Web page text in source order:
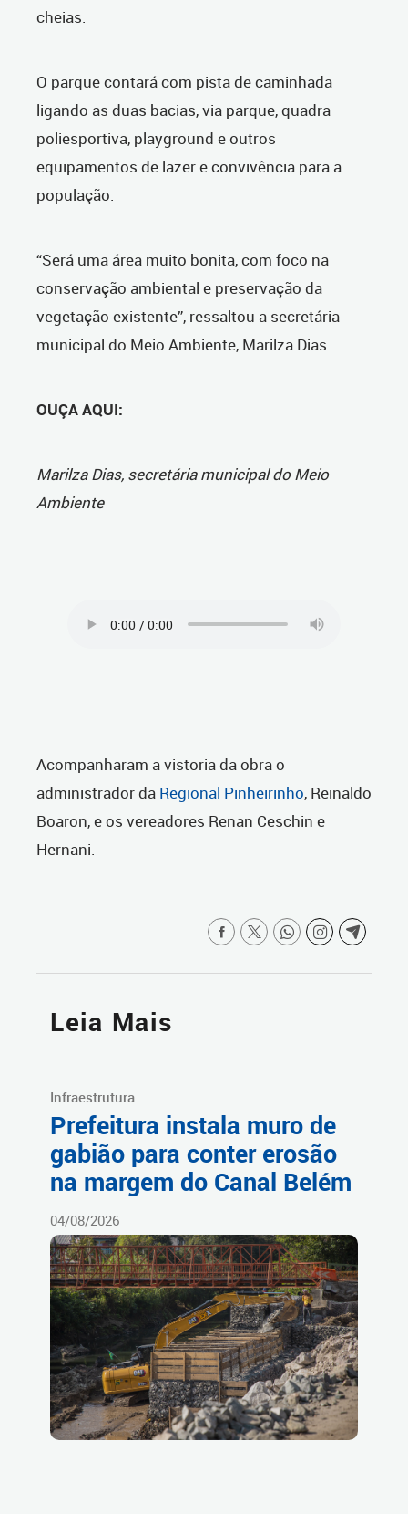
cheias.
O parque contará com pista de caminhada
ligando as duas bacias, via parque, quadra
poliesportiva, playground e outros
equipamentos de lazer e convivência para a
população.
“Será uma área muito bonita, com foco na
conservação ambiental e preservação da
vegetação existente”, ressaltou a secretária
municipal do Meio Ambiente, Marilza Dias.
OUÇA AQUI:
Marilza Dias, secretária municipal do Meio
Ambiente
Acompanharam a vistoria da obra o
administrador da Regional Pinheirinho, Reinaldo
Boaron, e os vereadores Renan Ceschin e
Hernani.
Leia Mais
Infraestrutura
Prefeitura instala muro de
gabião para conter erosão
na margem do Canal Belém
04/08/2026